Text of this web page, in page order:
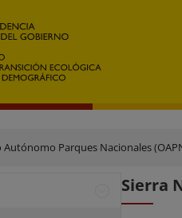
Autónomo Parques Nacionales
Sierra